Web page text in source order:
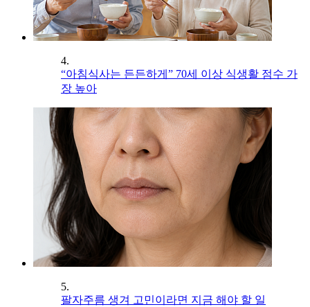
4.
“아침식사는 든든하게” 70세 이상 식생활 점수 가
장 높아
5.
팔자주름 생겨 고민이라면 지금 해야 할 일